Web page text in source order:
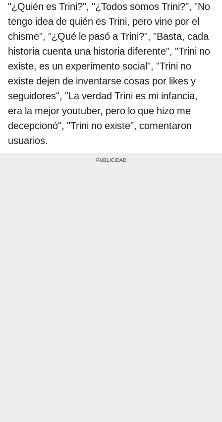
"¿Quién es Trini?", "¿Todos somos Trini?", "No
tengo idea de quién es Trini, pero vine por el
chisme", "¿Qué le pasó a Trini?", "Basta, cada
historia cuenta una historia diferente", "Trini no
existe, es un experimento social", "Trini no
existe dejen de inventarse cosas por likes y
seguidores", "La verdad Trini es mi infancia,
era la mejor youtuber, pero lo que hizo me
decepcionó", "Trini no existe", comentaron
usuarios.